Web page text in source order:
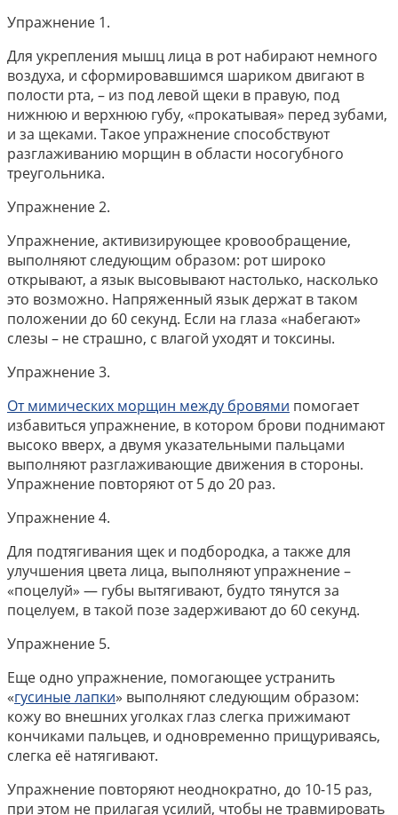
Упражнение 1.
Для укрепления мышц лица в рот набирают немного
воздуха, и сформировавшимся шариком двигают в
полости рта, – из под левой щеки в правую, под
нижнюю и верхнюю губу, «прокатывая» перед зубами,
и за щеками. Такое упражнение способствуют
разглаживанию морщин в области носогубного
треугольника.
Упражнение 2.
Упражнение, активизирующее кровообращение,
выполняют следующим образом: рот широко
открывают, а язык высовывают настолько, насколько
это возможно. Напряженный язык держат в таком
положении до 60 секунд. Если на глаза «набегают»
слезы – не страшно, с влагой уходят и токсины.
Упражнение 3.
От мимических морщин между бровями помогает
избавиться упражнение, в котором брови поднимают
высоко вверх, а двумя указательными пальцами
выполняют разглаживающие движения в стороны.
Упражнение повторяют от 5 до 20 раз.
Упражнение 4.
Для подтягивания щек и подбородка, а также для
улучшения цвета лица, выполняют упражнение –
«поцелуй» — губы вытягивают, будто тянутся за
поцелуем, в такой позе задерживают до 60 секунд.
Упражнение 5.
Еще одно упражнение, помогающее устранить
«гусиные лапки» выполняют следующим образом:
кожу во внешних уголках глаз слегка прижимают
кончиками пальцев, и одновременно прищуриваясь,
слегка её натягивают.
Упражнение повторяют неоднократно, до 10-15 раз,
при этом не прилагая усилий, чтобы не травмировать